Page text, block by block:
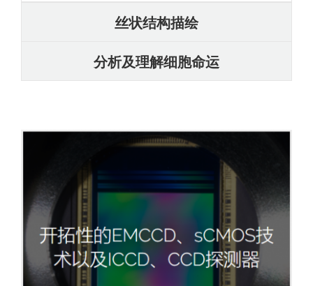
丝状结构描绘
分析及理解细胞命运